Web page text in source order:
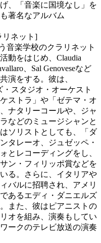
、「音楽に国境なし」を
著名なアルバム
リネット]
音楽学校のクラリネット
動をはじめ、Claudia
、Sal Genoveseなど
演をする。彼は、
・スタジオ・オーケスト
ストラ」や「ゼテマ・オ
ナタリーコールや、ジャ
などのミュージシャンと
ソリストとしても、「ダ
タレーオ、ジュゼッペ・
とレコーディングをし、
ン・フィリッポ賞などを
る。さらに、イタリアや
バルに招聘され、アメリ
あるエディ・ダニエルズ
また、彼はピアニストの
オを組み、演奏もしてい
ークのテレビ放送の演奏